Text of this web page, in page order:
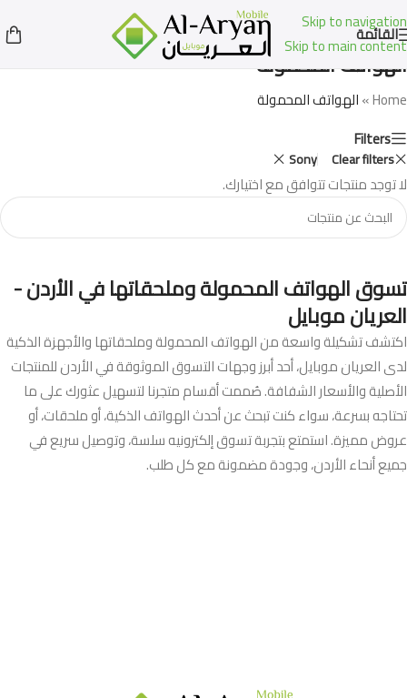
Skip to navigation
Skip to main content
القائمة
الهواتف المحمولة
Home
»الهواتف المحمولة
Filters
Clear filters
Sony
لا توجد منتجات تتوافق مع اختيارك.
تسوق الهواتف المحمولة وملحقاتها في الأردن -
العريان موبايل
اكتشف تشكيلة واسعة من الهواتف المحمولة وملحقاتها والأجهزة الذكية
لدى العريان موبايل، أحد أبرز وجهات التسوق الموثوقة في الأردن للمنتجات
الأصلية والأسعار الشفافة. صُممت أقسام متجرنا لتسهيل عثورك على ما
تحتاجه بسرعة، سواء كنت تبحث عن أحدث الهواتف الذكية، أو ملحقات، أو
عروض مميزة. استمتع بتجربة تسوق إلكترونيه سلسة، وتوصيل سريع في
جميع أنحاء الأردن، وجودة مضمونة مع كل طلب.